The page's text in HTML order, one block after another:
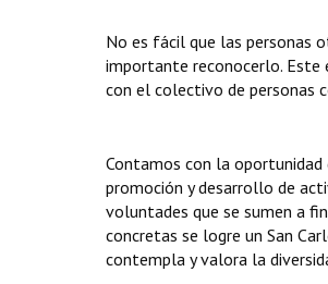
No es fácil que las personas
importante reconocerlo. Este
con el colectivo de personas
Contamos con la oportunidad
promoción y desarrollo de
voluntades que se sumen a
concretas se logre un San
contempla y valora la